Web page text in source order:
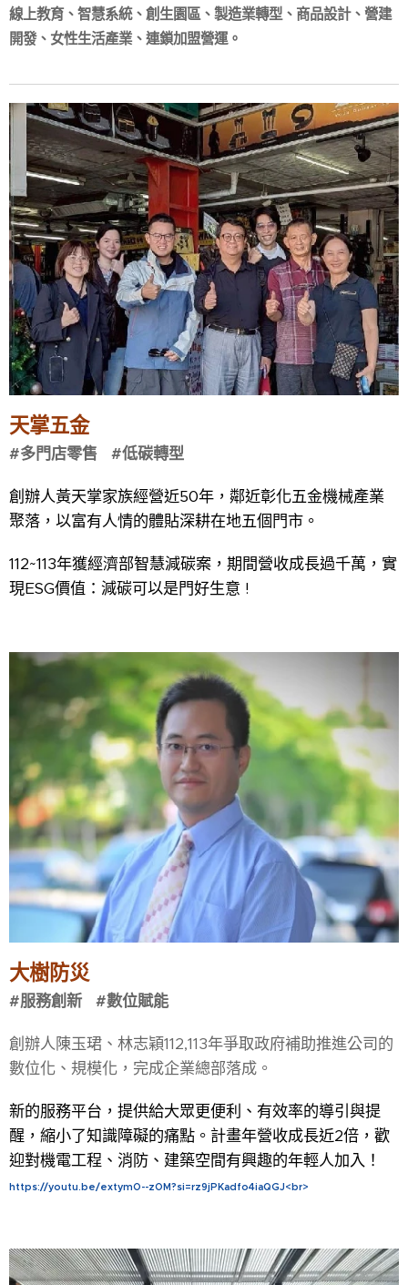
線上教育、智慧系統、創生園區、製造業轉型、商品設計、營建
開發、女性生活產業、 連鎖加盟營運。
天掌五金
#多門店零售 #低碳轉型
創辦人黃天掌家族經營近50年，鄰近彰化五金機械產業
聚落，以富有人情的體貼深耕在地五個門市。
112~113年獲經濟部智慧減碳案，期間營收成長過千萬，實
現ESG價值：減碳可以是門好生意 !
大樹防災
#服務創新 #數位賦能
創辦人陳玉珺、林志穎112,113年爭取政府補助推進公司的
數位化、規模化，完成企業總部落成。
新的服務平台，提供給大眾更便利、有效率的導引與提
醒，縮小了知識障礙的痛點。 計畫年營收成長近2倍，歡
迎對機電工程、消防、建築空間有興趣的年輕人加入！
https://youtu.be/extymO--zOM?si=rz9jPKadfo4iaQGJ<br>